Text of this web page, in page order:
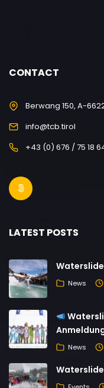
CONTACT
Berwang 150, A-
info@tcb.tirol
+43 (0) 676 / 75 18
LATEST POSTS
News
News